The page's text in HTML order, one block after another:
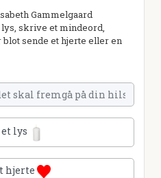
Gammelgaard
skrive et mindeord,
sende et hjerte eller en
lys
hjerte